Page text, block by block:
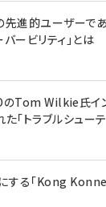
先進的ユーザーで
ービリティ」とは
Tom Wilkie氏イン
「トラブルシュー
する「Kong